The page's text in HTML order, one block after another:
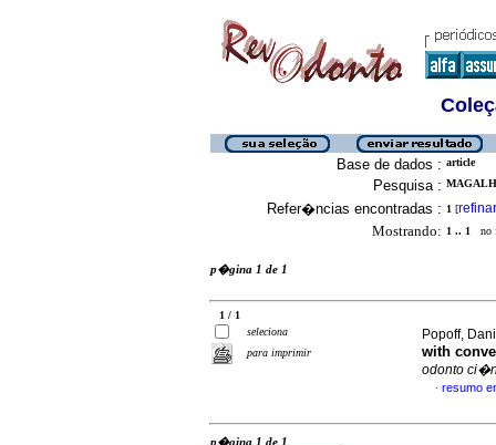
Base de dados : article
Pesquisa :
Refer�ncias encontradas : 1 [refinar
Mostrando: 1 .. 1 no
p�gina 1 de 1
1 / 1
seleciona
para imprimir
Popoff,
with
odonto
· resumo
p�gina 1 de 1